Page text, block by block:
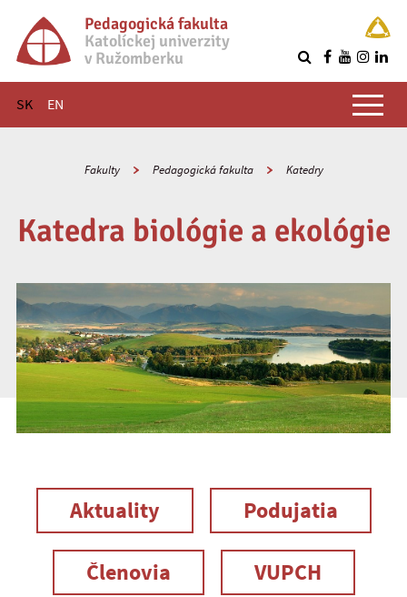
Pedagogická fakulta
Katolíckej univerzity
v Ružomberku
SK EN
Hlavné menu
Fakulty Pedagogická fakulta Katedry
Katedra biológie a ekológie
Aktuality Podujatia
Členovia VUPCH